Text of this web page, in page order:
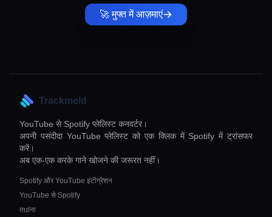
🚀 मुफ्त में आज़माएं
Trackmeld
YouTube से Spotify प्लेलिस्ट कनवर्टर।
अपनी पसंदीदा YouTube प्लेलिस्ट को एक क्लिक में Spotify में ट्रांसफर
करें।
अब एक-एक करके गाने खोजने की जरूरत नहीं।
Spotify और YouTube इंटीग्रेशन
YouTube से Spotify
तulना